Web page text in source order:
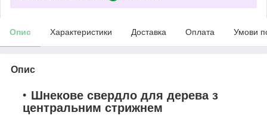
Опис Характеристики Доставка Оплата Умови
Опис
Шнекове свердло для дерева з
центральним стрижнем